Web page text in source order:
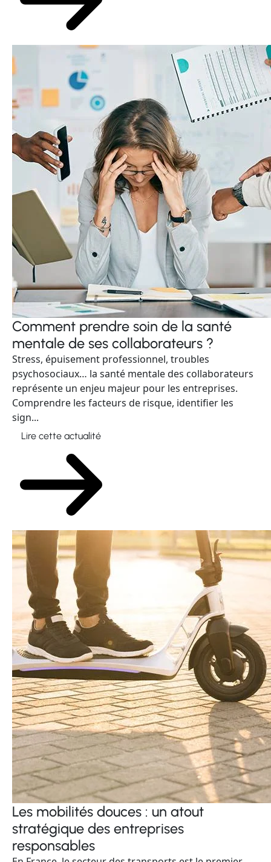
Comment prendre soin de la santé
mentale de ses collaborateurs ?
Stress, épuisement professionnel, troubles
psychosociaux… la santé mentale des collaborateurs
représente un enjeu majeur pour les entreprises.
Comprendre les facteurs de risque, identifier les
sign...
Lire cette actualité
Les mobilités douces : un atout
stratégique des entreprises
responsables